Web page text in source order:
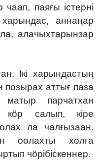
паяғы істерні
аннаңар
алачыхтарынзар
Ікі харындастың
аттығ паза
парчатхан
кӧр салып, кіре
ла чалғызаан.
оолахты холға
чӧрібіскеннер.